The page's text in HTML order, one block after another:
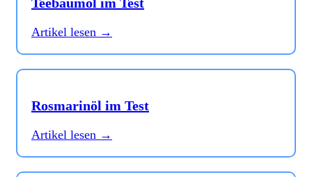
Artikel lesen →
Rosmarinöl im Test
Artikel lesen →